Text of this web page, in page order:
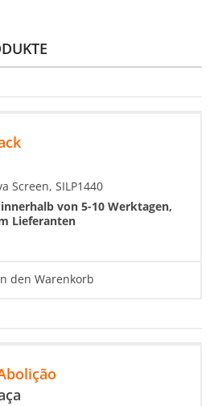
Screen, SILP1440
von 5-10 Werktagen,
Lieferanten
den Warenkorb